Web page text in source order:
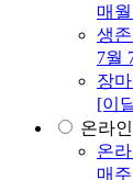
매
생
7월
장
[이
온라
온
매